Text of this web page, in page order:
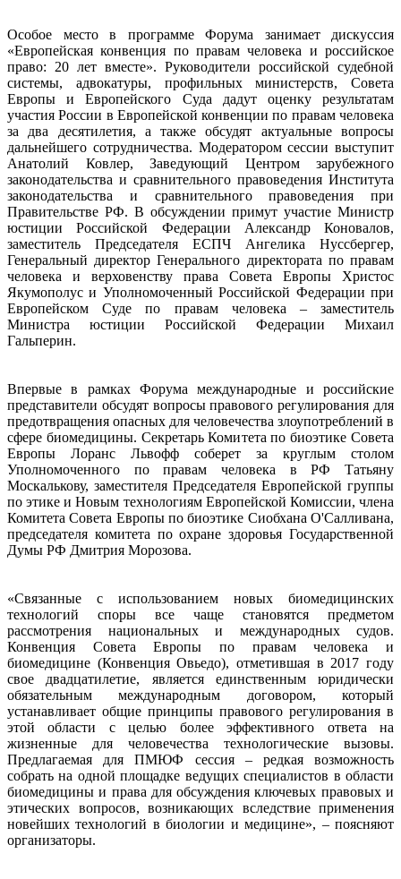
Особое место в программе Форума занимает дискуссия
«Европейская конвенция по правам человека и российское
право: 20 лет вместе». Руководители российской судебной
системы, адвокатуры, профильных министерств, Совета
Европы и Европейского Суда дадут оценку результатам
участия России в Европейской конвенции по правам человека
за два десятилетия, а также обсудят актуальные вопросы
дальнейшего сотрудничества. Модератором сессии выступит
Анатолий Ковлер, Заведующий Центром зарубежного
законодательства и сравнительного правоведения Института
законодательства и сравнительного правоведения при
Правительстве РФ. В обсуждении примут участие Министр
юстиции Российской Федерации Александр Коновалов,
заместитель Председателя ЕСПЧ Ангелика Нуссбергер,
Генеральный директор Генерального директората по правам
человека и верховенству права Совета Европы Христос
Якумополус и Уполномоченный Российской Федерации при
Европейском Суде по правам человека – заместитель
Министра юстиции Российской Федерации Михаил
Гальперин.
Впервые в рамках Форума международные и российские
представители обсудят вопросы правового регулирования для
предотвращения опасных для человечества злоупотреблений в
сфере биомедицины. Секретарь Комитета по биоэтике Совета
Европы Лоранс Львофф соберет за круглым столом
Уполномоченного по правам человека в РФ Татьяну
Москалькову, заместителя Председателя Европейской группы
по этике и Новым технологиям Европейской Комиссии, члена
Комитета Совета Европы по биоэтике Сиобхана О'Салливана,
председателя комитета по охране здоровья Государственной
Думы РФ Дмитрия Морозова.
«Связанные с использованием новых биомедицинских
технологий споры все чаще становятся предметом
рассмотрения национальных и международных судов.
Конвенция Совета Европы по правам человека и
биомедицине (Конвенция Овьедо), отметившая в 2017 году
свое двадцатилетие, является единственным юридически
обязательным международным договором, который
устанавливает общие принципы правового регулирования в
этой области с целью более эффективного ответа на
жизненные для человечества технологические вызовы.
Предлагаемая для ПМЮФ сессия – редкая возможность
собрать на одной площадке ведущих специалистов в области
биомедицины и права для обсуждения ключевых правовых и
этических вопросов, возникающих вследствие применения
новейших технологий в биологии и медицине», – поясняют
организаторы.